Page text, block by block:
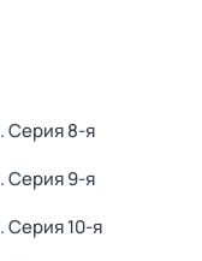
. Серия 8-я
. Серия 9-я
. Серия 10-я